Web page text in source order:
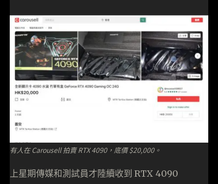
有人在 Carousell 拍賣 RTX 4090，底價 $20,000。
上星期傳媒和測試員才陸續收到 RTX 4090